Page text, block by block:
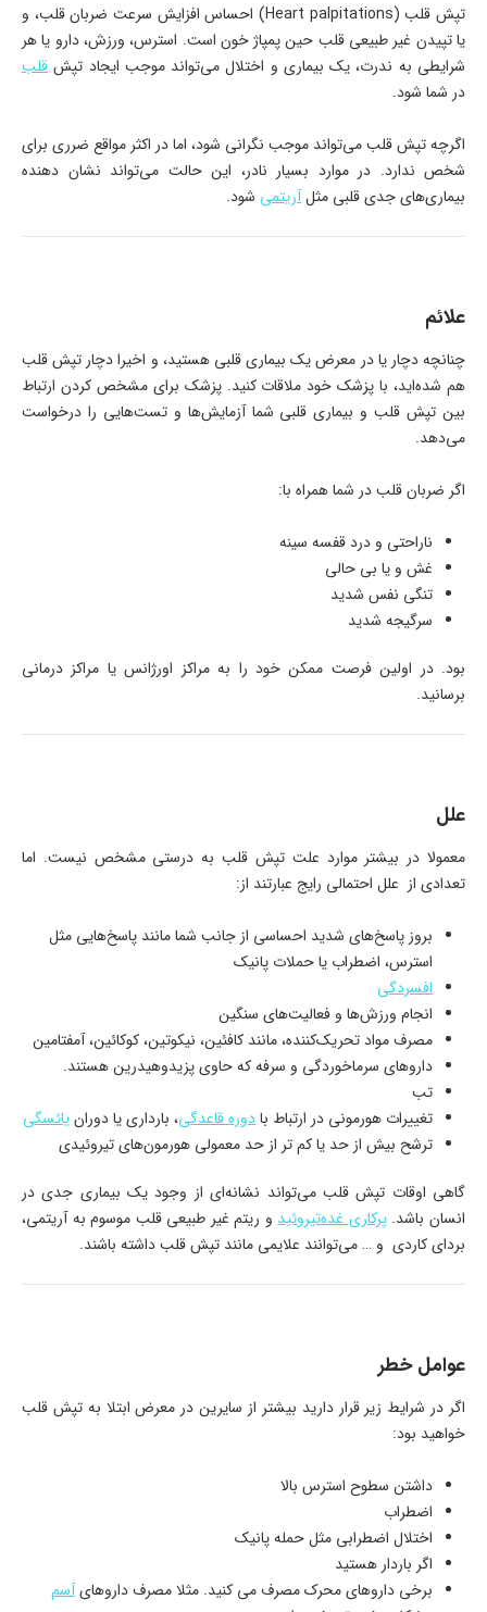
تپش قلب (Heart palpitations) احساس افزایش سرعت ضربان قلب، و
یا تپیدن غیر طبیعی قلب حین پمپاژ خون است. استرس، ورزش، دارو یا هر
شرایطی به ندرت، یک بیماری و اختلال می‌تواند موجب ایجاد تپش قلب
در شما شود.
اگرچه تپش قلب می‌تواند موجب نگرانی شود، اما در اکثر مواقع ضرری برای
شخص ندارد. در موارد بسیار نادر، این حالت می‌تواند نشان دهنده
بیماری‌های جدی قلبی مثلآریتمی شود.
علائم
چنانچه دچار یا در معرض یک بیماری قلبی هستید، و اخیرا دچار تپش قلب
هم شده‌اید، با پزشک خود ملاقات کنید. پزشک برای مشخص کردن ارتباط
بین تپش قلب و بیماری قلبی شما آزمایش‌ها و تست‌هایی را درخواست
می‌دهد.
اگر ضربان قلب در شما همراه با:
ناراحتی و درد قفسه سینه
غش و یا بی حالی
تنگی نفس شدید
سرگیجه شدید
بود. در اولین فرصت ممکن خود را به مراکز اورژانس یا مراکز درمانی
برسانید.
علل
معمولا در بیشتر موارد علت تپش قلب به درستی مشخص نیست. اما
تعدادی از علل احتمالی رایج عبارتند از:
بروز پاسخ‌های شدید احساسی از جانب شما مانند پاسخ‌هایی مثل
استرس، اضطراب یا حملات پانیک
افسردگی
انجام ورزش‌ها و فعالیت‌های سنگین
مصرف مواد تحریک‌کننده، مانند کافئین، نیکوتین، کوکائین، آمفتامین
داروهای سرماخوردگی و سرفه که حاوی پزیدوهیدرین هستند.
تب
تغییرات هورمونی در ارتباط بادوره قاعدگی، بارداری یا دورانیائسگی
ترشح بیش از حد یا کم تر از حد معمولی هورمون‌های تیروئیدی
گاهی اوقات تپش قلب می‌تواند نشانه‌ای از وجود یک بیماری جدی در
انسان باشد.پرکاری غده‌تیروئیدو ریتم غیر طبیعی قلب موسوم به آریتمی،
بردای کاردی و … می‌توانند علایمی مانند تپش قلب داشته باشند.
عوامل خطر
اگر در شرایط زیر قرار دارید بیشتر از سایرین در معرض ابتلا به تپش قلب
خواهید بود:
داشتن سطوح استرس بالا
اضطراب
اختلال اضطرابی مثل حمله پانیک
اگر باردار هستید
برخی داروهای محرک مصرف می کنید. مثلا مصرف داروهایآسم